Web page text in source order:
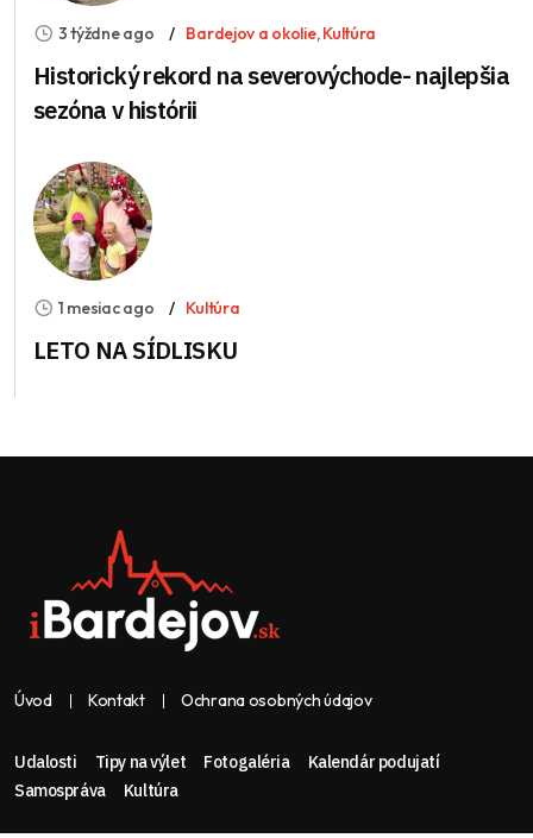
3 týždne ago Bardejov a okolie,Kultúra
Historický rekord na severovýchode- najlepšia
sezóna v histórii
1 mesiac ago Kultúra
LETO NA SÍDLISKU
Úvod Kontakt Ochrana osobných údajov
Udalosti Tipy na výlet Fotogaléria
Kalendár podujatí
Samospráva
Kultúra